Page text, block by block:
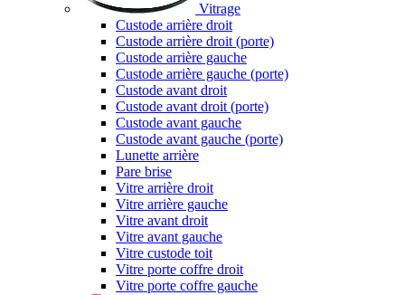
Vitrage
Custode arrière droit
Custode arrière droit (porte)
Custode arrière gauche
Custode arrière gauche (porte)
Custode avant droit
Custode avant droit (porte)
Custode avant gauche
Custode avant gauche (porte)
Lunette arrière
Pare brise
Vitre arrière droit
Vitre arrière gauche
Vitre avant droit
Vitre avant gauche
Vitre custode toit
Vitre porte coffre droit
Vitre porte coffre gauche